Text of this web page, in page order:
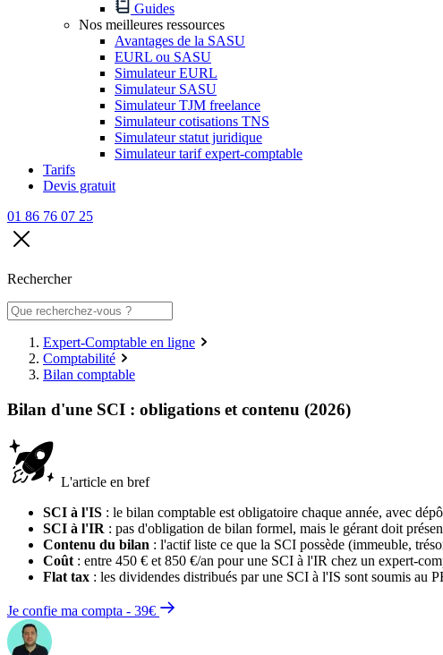
Guides
Nos meilleures ressources
Avantages de la SASU
EURL ou SASU
Simulateur EURL
Simulateur SASU
Simulateur TJM freelance
Simulateur cotisations TNS
Simulateur statut juridique
Simulateur tarif expert-comptable
Tarifs
Devis gratuit
01 86 76 07 25
Rechercher
Expert-Comptable en ligne
Comptabilité
Bilan comptable
Bilan d'une SCI : obligations et contenu (2026)
L'article en bref
SCI à l'IS : le bilan comptable est obligatoire chaque année, avec
SCI à l'IR : pas d'obligation de bilan formel, mais le gérant doit
Contenu du bilan : l'actif liste ce que la SCI possède (immeuble,
Coût : entre 450 € et 850 €/an pour une SCI à l'IR chez un expert-
Flat tax : les dividendes distribués par une SCI à l'IS sont soumis au
Je confie ma compta - 39€